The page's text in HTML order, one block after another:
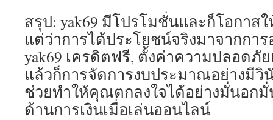
สรุป: yak69 มีโปรโมชั่นและก็โอกาส
แต่ว่าการได้ประโยชน์จริงมาจากกา
yak69 เครดิตฟรี, ตั้งค่าความปลอดภัย
แล้วก็การจัดการงบประมาณอย่างมีวิ
ช่วยทำให้คุณตกลงใจได้อย่างมั่นอกมั่
ด้านการเงินเมื่อเล่นออนไลน์